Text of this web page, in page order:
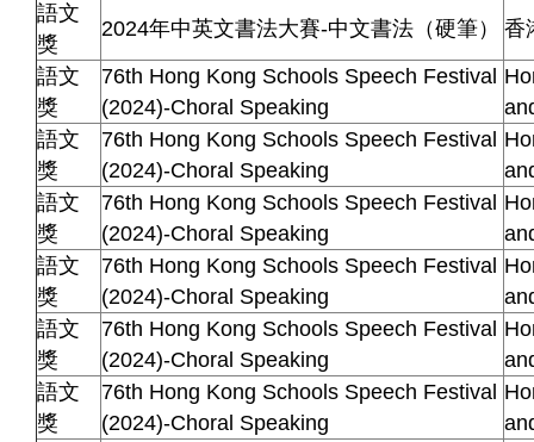
語文
獎
2024年中英文書法大賽-中文書法（硬筆）
香
語文
獎
76th Hong Kong Schools Speech Festival
(2024)-Choral Speaking
語文
獎
76th Hong Kong Schools Speech Festival
(2024)-Choral Speaking
語文
獎
76th Hong Kong Schools Speech Festival
(2024)-Choral Speaking
語文
獎
76th Hong Kong Schools Speech Festival
(2024)-Choral Speaking
語文
獎
76th Hong Kong Schools Speech Festival
(2024)-Choral Speaking
語文
獎
76th Hong Kong Schools Speech Festival
(2024)-Choral Speaking